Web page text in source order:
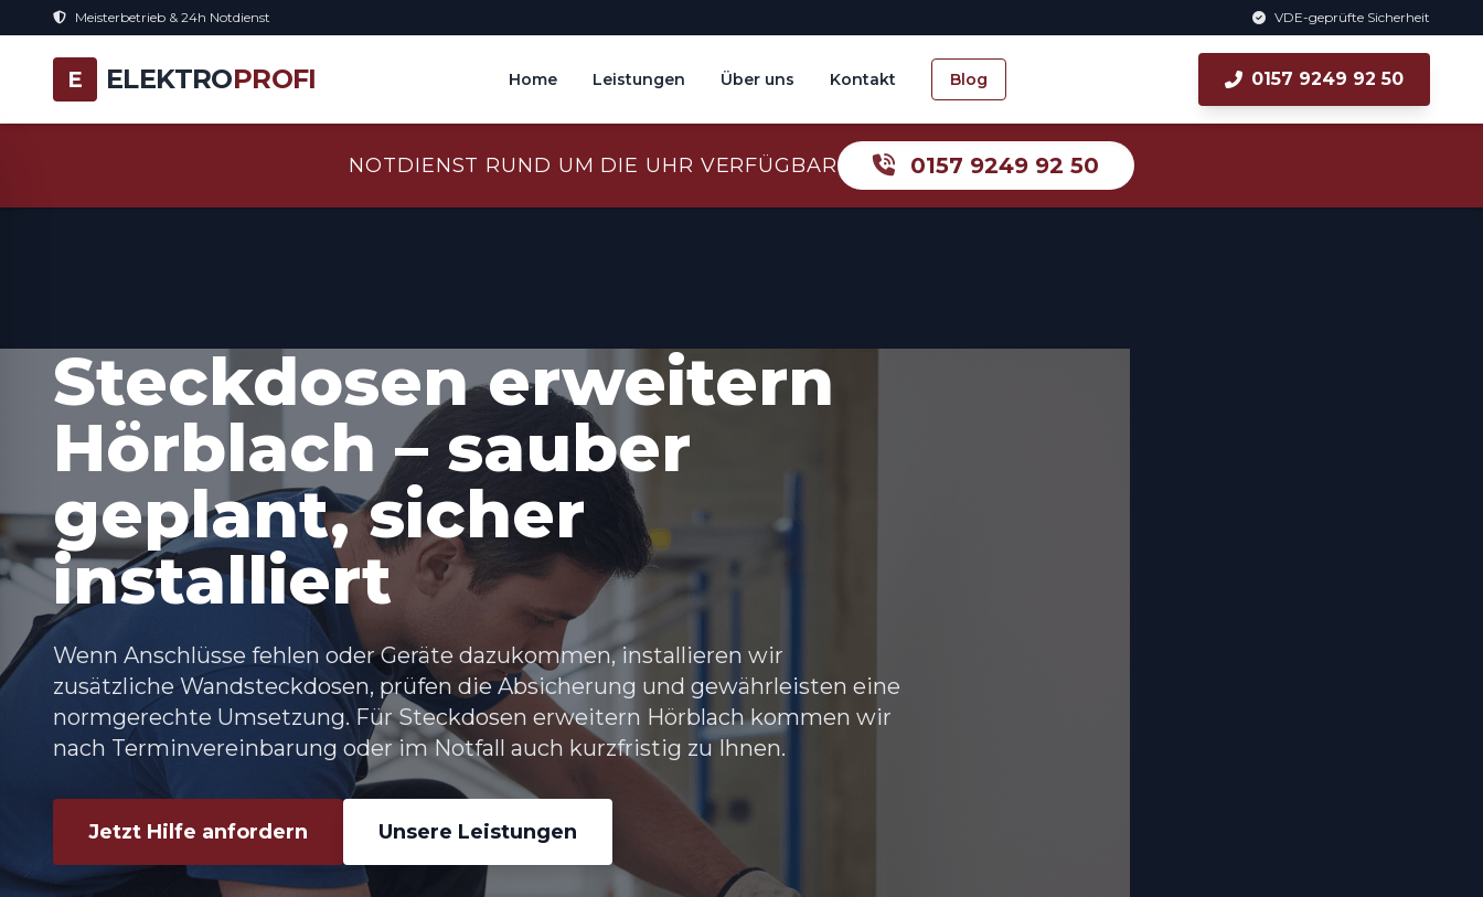
Meisterbetrieb & 24h Notdienst VDE-geprüfte Sicherheit
E ELEKTROPROFI Home Leistungen Über uns Kontakt Blog 0157 9249 92 50
NOTDIENST RUND UM DIE UHR VERFÜGBAR 0157 9249 92 50
Steckdosen erweitern
Hörblach – sauber
geplant, sicher
installiert
Wenn Anschlüsse fehlen oder Geräte dazukommen, installieren wir
zusätzliche Wandsteckdosen, prüfen die Absicherung und gewährleisten eine
normgerechte Umsetzung. Für Steckdosen erweitern Hörblach kommen wir
nach Terminvereinbarung oder im Notfall auch kurzfristig zu Ihnen.
Jetzt Hilfe anfordern Unsere Leistungen